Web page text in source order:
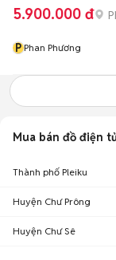
5.900.000 đ
P Phan Phương
Mua bán đồ điện
Thành phố Pleiku
Huyện Chư Prông
Huyện Chư Sê